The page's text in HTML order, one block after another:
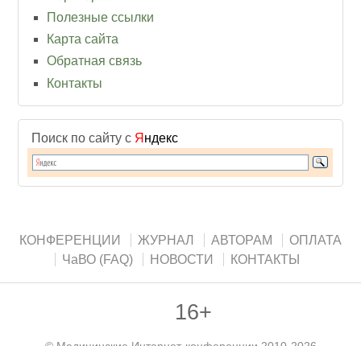
Полезные ссылки
Карта сайта
Обратная связь
Контакты
Поиск по сайту с Я ндекс
КОНФЕРЕНЦИИ ЖУРНАЛ АВТОРАМ
ОПЛАТА
ЧаВО (FAQ)
НОВОСТИ КОНТАКТЫ
16+